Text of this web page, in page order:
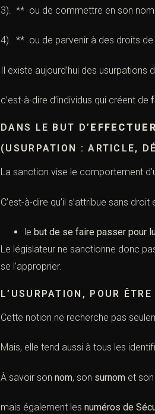
3). ** ou de commettre en son nom
4). ** ou de parvenir à des droits de
Il existe aujourd’hui des usurpations
c’est-à-dire d’individus qui créent de
DANS LE BUT D’
(USURPATION : ARTICLE,
La sanction vise le comportement
C’est-à-dire qu’il s’attribue sans
le but de se faire passer pour
Le législateur ne sanctionne donc
se l’approprier.
L’USURPATION, POUR
Cette notion ne recherche pas
Mais, elle tend aussi à tous les
À savoir son nom, son surnom et son
mais également les numéros de